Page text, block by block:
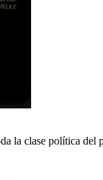
la clase política del